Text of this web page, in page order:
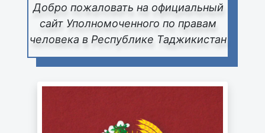
Добро пожаловать на официальный
сайт Уполномоченного по правам
человека в Республике Таджикистан